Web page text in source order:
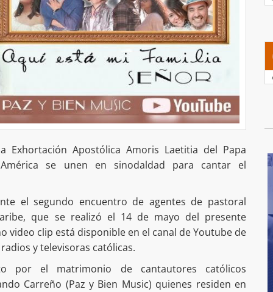
Apostólica Amoris Laetitia del Papa
se unen en sinodaldad para cantar el
el segundo encuentro de agentes de pastoral
que se realizó el 14 de mayo del presente
video clip está disponible en el canal de Youtube de
y televisoras católicas.
por el matrimonio de cantautores católicos
Carreño (Paz y Bien Music) quienes residen en